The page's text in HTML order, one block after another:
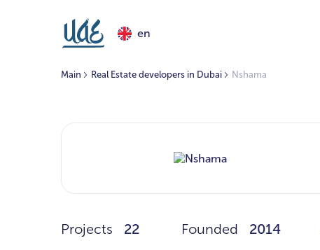
en
Main Real Estate developers in Dubai Nshama
Projects 22 Founded 2014